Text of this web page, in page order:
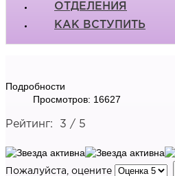
ОТДЕЛЕНИЯ
КАК ВСТУПИТЬ
Подробности
Просмотров: 16627
Рейтинг: 3 / 5
Пожалуйста, оцените